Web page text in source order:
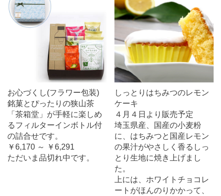
お心づくし(フラワー包装)
銘菓とぴったりの狭山茶
「茶箱堂」が手軽に楽しめ
るフィルターインボトル付
の詰合せです。
￥6,170 ～ ￥6,291
ただいま品切れ中です。
しっとりはちみつのレモン
ケーキ
４月４日より販売予定
埼玉県産、国産の小麦粉
に、はちみつと国産レモン
の果汁がやさしく香るしっ
とり生地に焼き上げまし
た。
上には、ホワイトチョコレ
ートがほんのりかかって、